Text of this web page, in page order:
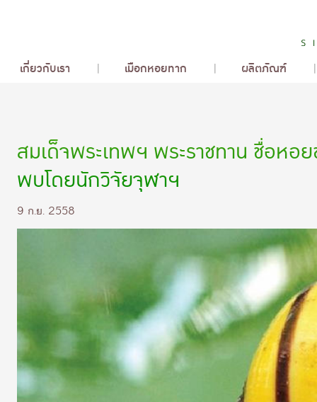
เกี่ยวกับเรา เมือกหอยทาก ผลิตภัณฑ์
สมเด็จพระเทพฯ พระราชทาน ชื่อห
พบโดยนักวิจัยจุฬาฯ
9 ก.ย. 2558